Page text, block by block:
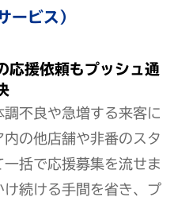
ービス）
応援依頼もプッシュ通
調不良や急増する来客に
内の他店舗や非番のスタ
一括で応援募集を流せま
け続ける手間を省き、プ